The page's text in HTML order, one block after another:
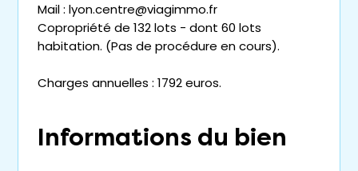
Mail : lyon.centre@viagimmo.fr
Copropriété de 132 lots - dont 60 lots
habitation. (Pas de procédure en cours).
Charges annuelles : 1792 euros.
Informations du bien